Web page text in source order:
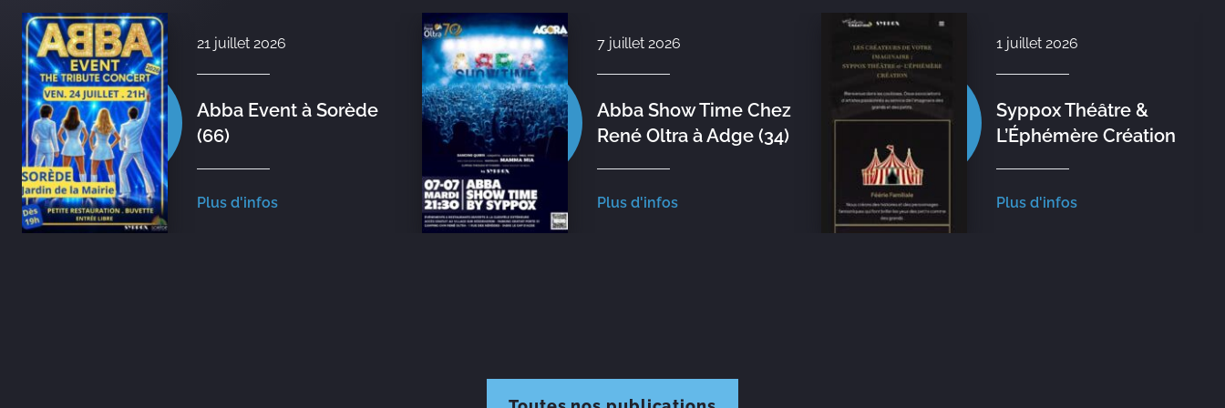
21 juillet 2026
Abba Event à Sorède
(66)
Plus d'infos
7 juillet 2026
Abba Show Time Chez
René Oltra à Adge (34)
Plus d'infos
1 juillet 2026
Syppox Théâtre &
L’Éphémère Création
Plus d'infos